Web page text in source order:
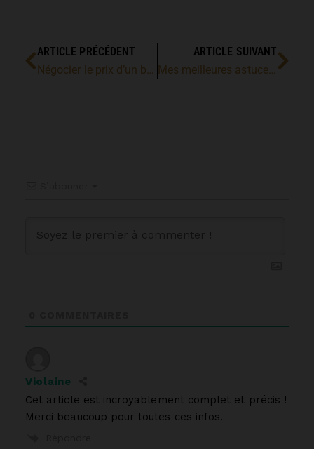
ARTICLE PRÉCÉDENT
Négocier le prix d’un bien immobilier
ARTICLE SUIVANT
Mes meilleures astuces en immobilier
Violaine
Cet article est incroyablement complet et précis !
Merci beaucoup pour toutes ces infos.